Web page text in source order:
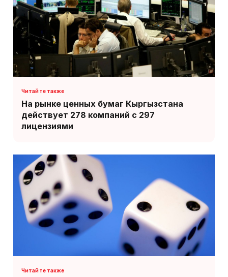
На рынке ценных бумаг Кыргызстана
действует 278 компаний с 297
лицензиями